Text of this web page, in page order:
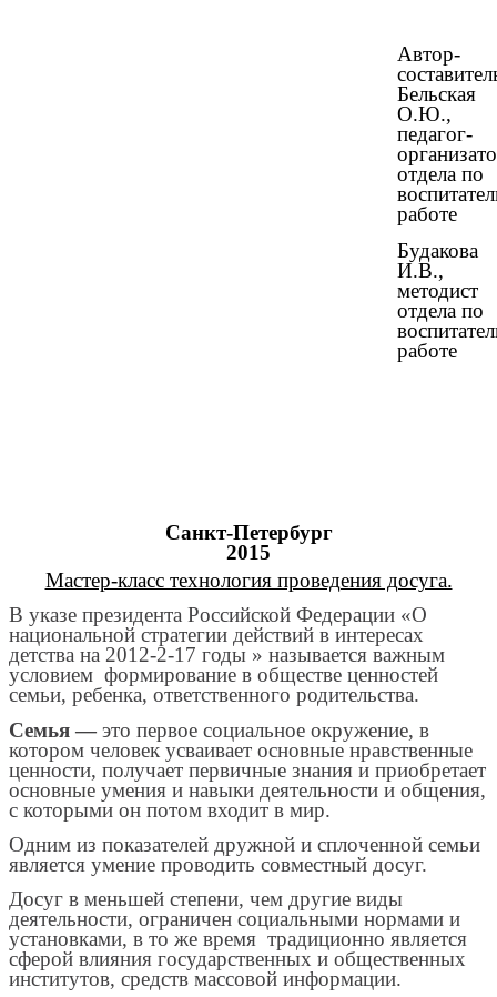
Автор-
Бельская
О.Ю.,
педагог-
отдела по
работе
Будакова
И.В.,
методист
отдела по
работе
Санкт-Петербург
2015
Мастер-класс технология проведения досуга.
В указе президента Российской Федерации «О
национальной стратегии действий в интересах
детства на 2012-2-17 годы » называется важным
условием формирование в обществе ценностей
семьи, ребенка, ответственного родительства.
Семья —это первое социальное окружение, в
котором человек усваивает основные нравственные
ценности, получает первичные знания и приобретает
основные умения и навыки деятельности и общения,
с которыми он потом входит в мир.
Одним из показателей дружной и сплоченной семьи
является умение проводить совместный досуг.
Досуг в меньшей степени, чем другие виды
деятельности, ограничен социальными нормами и
установками, в то же время традиционно является
сферой влияния государственных и общественных
институтов, средств массовой информации.